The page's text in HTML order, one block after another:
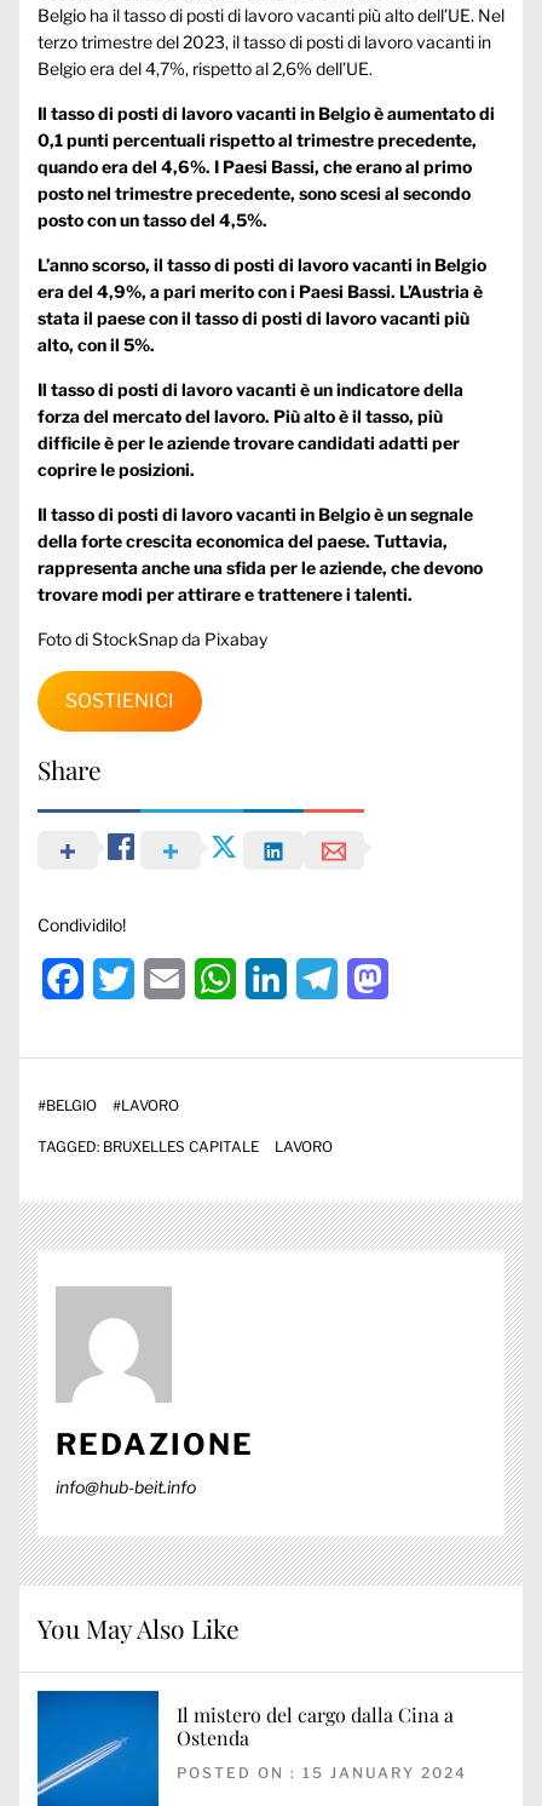
Belgio ha il tasso di posti di lavoro vacanti più alto dell’UE. Nel
terzo trimestre del 2023, il tasso di posti di lavoro vacanti in
Belgio era del 4,7%, rispetto al 2,6% dell’UE.
Il tasso di posti di lavoro vacanti in Belgio è aumentato di
0,1 punti percentuali rispetto al trimestre precedente,
quando era del 4,6%. I Paesi Bassi, che erano al primo
posto nel trimestre precedente, sono scesi al secondo
posto con un tasso del 4,5%.
L’anno scorso, il tasso di posti di lavoro vacanti in Belgio
era del 4,9%, a pari merito con i Paesi Bassi. L’Austria è
stata il paese con il tasso di posti di lavoro vacanti più
alto, con il 5%.
Il tasso di posti di lavoro vacanti è un indicatore della
forza del mercato del lavoro. Più alto è il tasso, più
difficile è per le aziende trovare candidati adatti per
coprire le posizioni.
Il tasso di posti di lavoro vacanti in Belgio è un segnale
della forte crescita economica del paese. Tuttavia,
rappresenta anche una sfida per le aziende, che devono
trovare modi per attirare e trattenere i talenti.
Foto diStockSnapda Pixabay
SOSTIENICI
Share
Condividilo!
Facebook
Twitter Email WhatsAppLinkedInTelegram
#BELGIO #LAVORO
TAGGED: BRUXELLES CAPITALE LAVORO
REDAZIONE
info@hub-beit.info
You May Also Like
Il mistero del cargo dalla Cina a
Ostenda
POSTED ON : 15 JANUARY 2024